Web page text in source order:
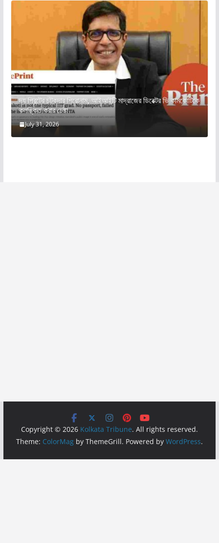
দ্য প্রিন্টের চটকদার শিরোনাম, আইআইটি মাদ্রাজের ডিরেক্টর ভি কামকোটিকে
কলঙ্কিত করার চেষ্টা
July 31, 2026
Copyright © 2026 Kolkata Tribune. All rights reserved.
Theme: ColorMagby ThemeGrill. Powered by WordPress.